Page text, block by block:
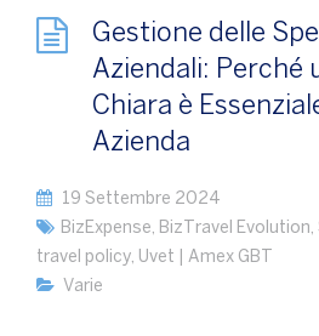
Gestione delle
Aziendali: Perché
Chiara è
Azienda
19 Settembre 2024
BizExpense, BizTravel Evolution,
travel policy, Uvet | Amex GBT
Varie